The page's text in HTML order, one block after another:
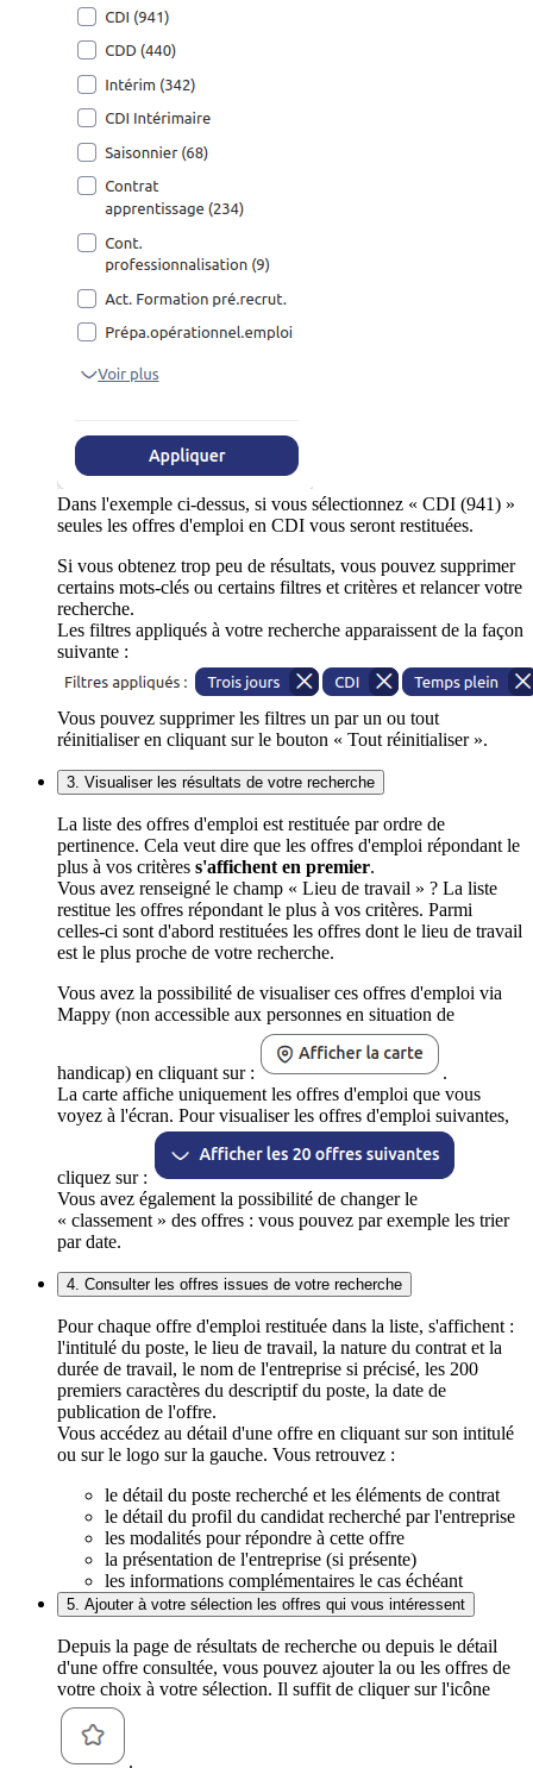
Dans l'exemple ci-dessus, si vous sélectionnez « CDI (941) »
seules les offres d'emploi en CDI vous seront restituées.
Si vous obtenez trop peu de résultats, vous pouvez supprimer
certains mots-clés ou certains filtres et critères et relancer votre
recherche.
Les filtres appliqués à votre recherche apparaissent de la façon
suivante :
Vous pouvez supprimer les filtres un par un ou tout
réinitialiser en cliquant sur le bouton « Tout réinitialiser ».
3. Visualiser les résultats de votre recherche
La liste des offres d'emploi est restituée par ordre de
pertinence. Cela veut dire que les offres d'emploi répondant le
plus à vos critères s'affichent en premier.
Vous avez renseigné le champ « Lieu de travail » ? La liste
restitue les offres répondant le plus à vos critères. Parmi
celles-ci sont d'abord restituées les offres dont le lieu de travail
est le plus proche de votre recherche.
Vous avez la possibilité de visualiser ces offres d'emploi via
Mappy (non accessible aux personnes en situation de
handicap) en cliquant sur :
.
La carte affiche uniquement les offres d'emploi que vous
voyez à l'écran. Pour visualiser les offres d'emploi suivantes,
cliquez sur :
Vous avez également la possibilité de changer le
« classement » des offres : vous pouvez par exemple les trier
par date.
4. Consulter les offres issues de votre recherche
Pour chaque offre d'emploi restituée dans la liste, s'affichent :
l'intitulé du poste, le lieu de travail, la nature du contrat et la
durée de travail, le nom de l'entreprise si précisé, les 200
premiers caractères du descriptif du poste, la date de
publication de l'offre.
Vous accédez au détail d'une offre en cliquant sur son intitulé
ou sur le logo sur la gauche. Vous retrouvez :
le détail du poste recherché et les éléments de contrat
le détail du profil du candidat recherché par l'entreprise
les modalités pour répondre à cette offre
la présentation de l'entreprise (si présente)
les informations complémentaires le cas échéant
5. Ajouter à votre sélection les offres qui vous intéressent
Depuis la page de résultats de recherche ou depuis le détail
d'une offre consultée, vous pouvez ajouter la ou les offres de
votre choix à votre sélection. Il suffit de cliquer sur l'icône
.